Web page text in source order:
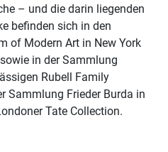
– und die darin liegenden
befinden sich in den
of Modern Art in New York
in der Sammlung
Rubell Family
Sammlung Frieder Burda in
Tate Collection.